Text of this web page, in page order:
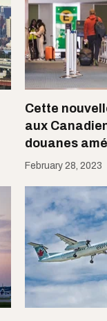
Cette
aux
douanes
February 28, 2023